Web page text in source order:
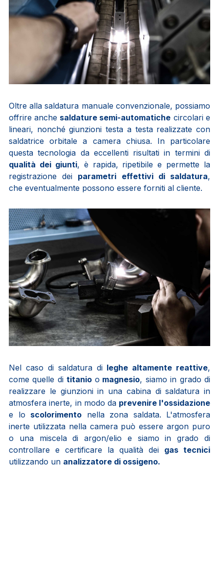
Oltre alla saldatura manuale convenzionale, possiamo
offrire anche saldature semi-automatiche circolari e
lineari, nonché giunzioni testa a testa realizzate con
saldatrice orbitale a camera chiusa. In particolare
questa tecnologia da eccellenti risultati in termini di
qualità dei giunti, è rapida, ripetibile e permette la
registrazione dei parametri effettivi di saldatura,
che eventualmente possono essere forniti al cliente.
Nel caso di saldatura di leghe altamente reattive,
come quelle dititanio o magnesio, siamo in grado di
realizzare le giunzioni in una cabina di saldatura in
atmosfera inerte, in modo da prevenire l'ossidazione
e lo scolorimento nella zona saldata. L'atmosfera
inerte utilizzata nella camera può essere argon puro
o una miscela di argon/elio e siamo in grado di
controllare e certificare la qualità dei gas tecnici
utilizzando un analizzatore di ossigeno.